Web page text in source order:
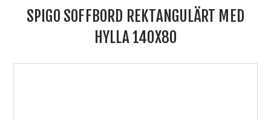
SPIGO SOFFBORD REKTANGULÄRT MED
HYLLA 140X80